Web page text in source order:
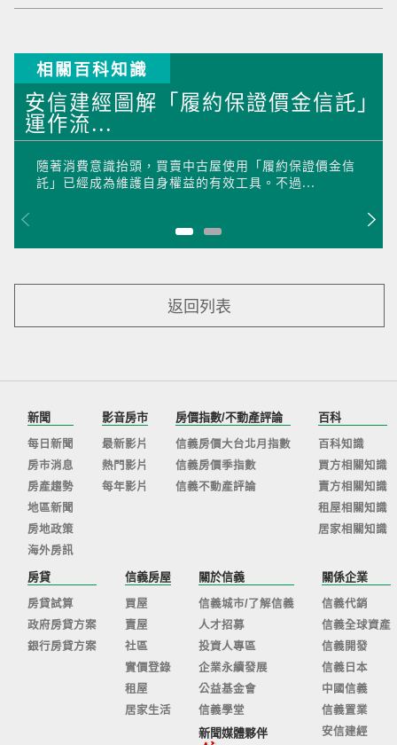
相關百科知識
安信建經圖解「履約保證價金信託」
運作流...
隨著消費意識抬頭，買賣中古屋使用「履約保證價金信
託」已經成為維護自身權益的有效工具。不過...
返回列表
新聞
每日新聞
房市消息
房產趨勢
地區新聞
房地政策
海外房訊
影音房市
最新影片
熱門影片
每年影片
房價指數/不動產評論
信義房價大台北月指數
信義房價季指數
信義不動產評論
百科
百科知識
買方相關知識
賣方相關知識
租屋相關知識
居家相關知識
房貸
房貸試算
政府房貸方案
銀行房貸方案
信義房屋
買屋
賣屋
社區
實價登錄
租屋
居家生活
關於信義
信義城市/了解信義
人才招募
投資人專區
企業永續發展
公益基金會
信義學堂
新聞媒體夥伴
關係企業
信義代銷
信義全球資產
信義開發
信義日本
中國信義
信義置業
安信建經